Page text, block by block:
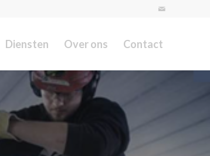
Diensten Over ons Contact